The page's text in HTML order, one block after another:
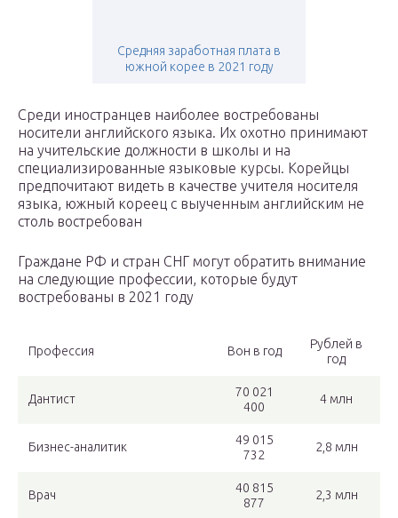
Средняя заработная плата в
южной корее в 2021 году
Среди иностранцев наиболее востребованы
носители английского языка. Их охотно принимают
на учительские должности в школы и на
специализированные языковые курсы. Корейцы
предпочитают видеть в качестве учителя носителя
языка, южный кореец с выученным английским не
столь востребован
Граждане РФ и стран СНГ могут обратить внимание
на следующие профессии, которые будут
востребованы в 2021 году
Профессия Вон в год
Рублей в
год
Дантист
70 021
400
4 млн
Бизнес-аналитик
49 015
732
2,8 млн
Врач
40 815
877
2,3 млн